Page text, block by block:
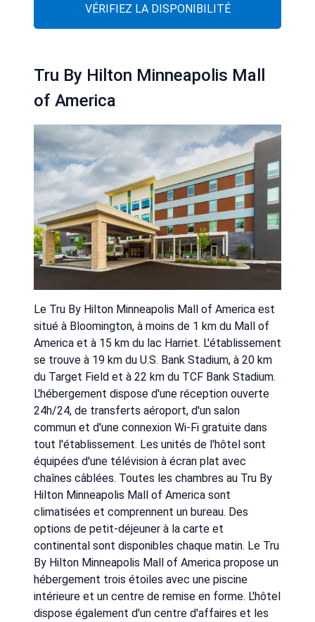
VÉRIFIEZ LA DISPONIBILITÉ
Tru By Hilton Minneapolis Mall
of America
Le Tru By Hilton Minneapolis Mall of America est
situé à Bloomington, à moins de 1 km du Mall of
America et à 15 km du lac Harriet. L'établissement
se trouve à 19 km du U.S. Bank Stadium, à 20 km
du Target Field et à 22 km du TCF Bank Stadium.
L'hébergement dispose d'une réception ouverte
24h/24, de transferts aéroport, d'un salon
commun et d'une connexion Wi-Fi gratuite dans
tout l'établissement. Les unités de l'hôtel sont
équipées d'une télévision à écran plat avec
chaînes câblées. Toutes les chambres au Tru By
Hilton Minneapolis Mall of America sont
climatisées et comprennent un bureau. Des
options de petit-déjeuner à la carte et
continental sont disponibles chaque matin. Le Tru
By Hilton Minneapolis Mall of America propose un
hébergement trois étoiles avec une piscine
intérieure et un centre de remise en forme. L'hôtel
dispose également d'un centre d'affaires et les